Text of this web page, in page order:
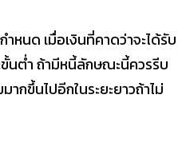
หนด เมื่อเงินที่คาดว่าจะได้รับ
นต่ำ ถ้ามีหนี้ลักษณะนี้ควรรีบ
ากขึ้นไปอีกในระยะยาวถ้าไม่